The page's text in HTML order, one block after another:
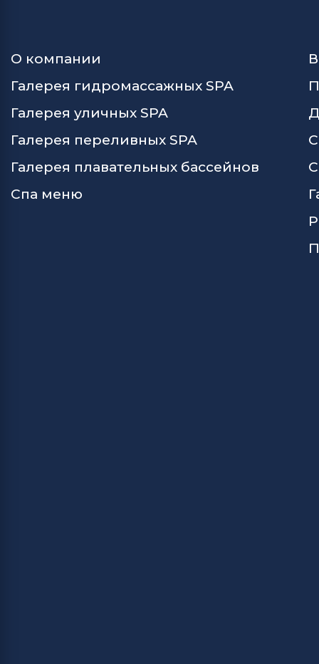
О компании
Галерея гидромассажных SPA
Галерея уличных SPA
Галерея переливных SPA
Галерея плавательных бассейнов
Спа меню